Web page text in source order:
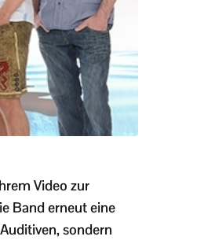
Video zur
Band erneut eine
sondern